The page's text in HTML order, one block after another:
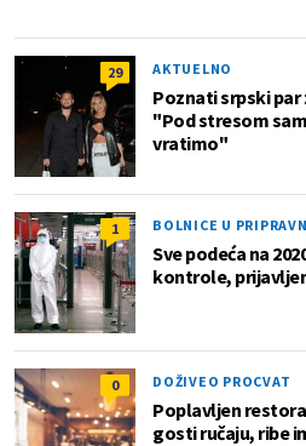
29 AKTUELNO
Poznati srpski
"Pod stresom
vratimo"
1 BOLNICE U
Sve podeća na
kontrole,
0 DOŽIVEO PROCVAT
Poplavljen
gosti ručaju, ribe